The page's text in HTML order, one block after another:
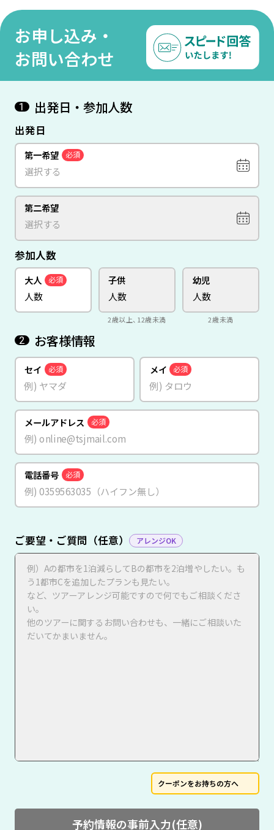
お申し込み・
お問い合わせ
1 出発日・参加人数
出発日
第一希望 必須
第二希望
参加人数
大人 必須 子供
2歳以上、12歳未満
幼児
2歳未満
2 お客様情報
セイ 必須 メイ 必須
メールアドレス 必須
電話番号 必須
ご要望・ご質問（任意） アレンジOK
クーポンをお持ちの方へ
予約情報の事前入力(任意)